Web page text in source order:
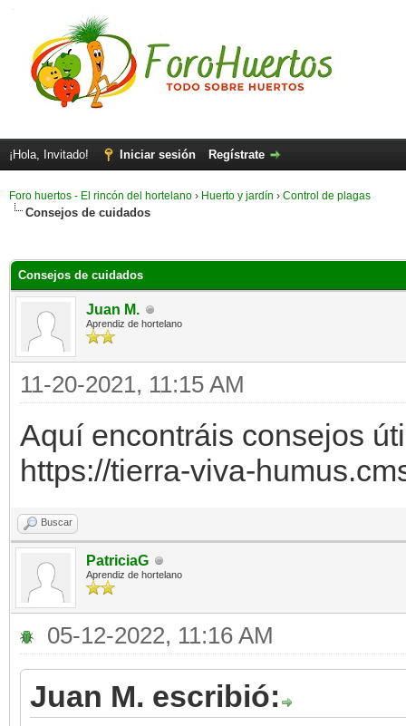
¡Hola, Invitado! Iniciar sesión Regístrate
Foro huertos - El rincón del hortelano › Huerto y jardín › Control de plagas
Consejos de cuidados
Consejos de cuidados
Juan M.
Aprendiz de hortelano
11-20-2021, 11:15 AM
Aquí encontráis consejos
https://tierra-viva-
Buscar
PatriciaG
Aprendiz de hortelano
05-12-2022, 11:16 AM
Juan M. escribió: